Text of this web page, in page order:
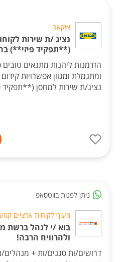
איקאה
נציג /ת שירות
(**תפקיד פיזי**)
הזדמנות ליהנות מתנאים
ומתגמלת ומגוון אפשרויות
נציג/ת שירות למחסן (**תפקיד
ניתן לפנות בווטסאפ
מעוף לקוחות ארציים
בוא /י לנהל ברשת
ולהרוויח הרבה!
דרושים/ות סגנים/ות + מנהלים/